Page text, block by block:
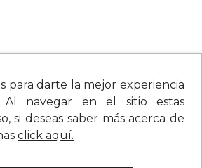
para darte la mejor experiencia
Al navegar en el sitio estas
si deseas saber más acerca de
click aquí.